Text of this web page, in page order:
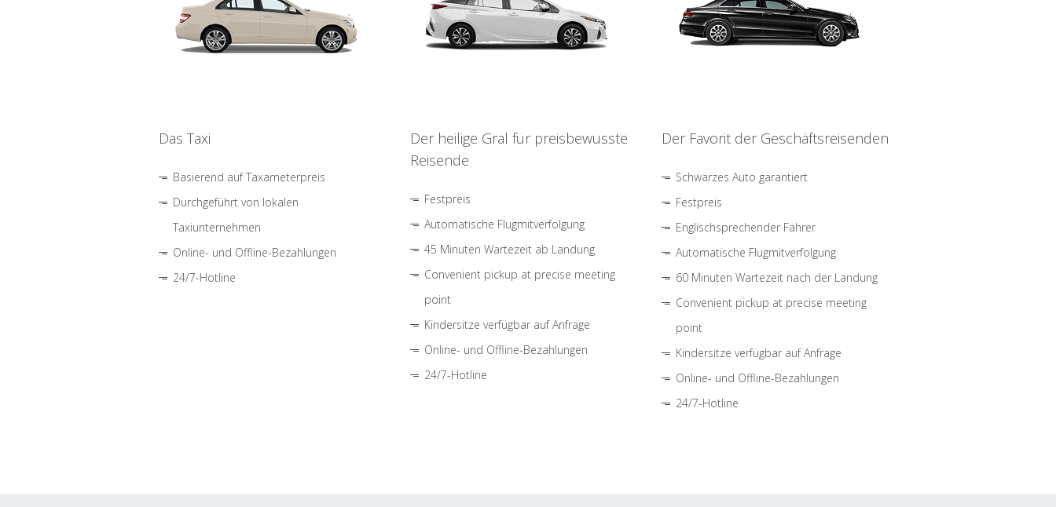
Das Taxi
Basierend auf Taxameterpreis
Durchgeführt von lokalen
Taxiunternehmen
Online- und Offline-Bezahlungen
24/7-Hotline
Der heilige Gral für preisbewusste
Reisende
Festpreis
Automatische Flugmitverfolgung
45 Minuten Wartezeit ab Landung
Convenient pickup at precise meeting
point
Kindersitze verfügbar auf Anfrage
Online- und Offline-Bezahlungen
24/7-Hotline
Der Favorit der Geschäftsreisenden
Schwarzes Auto garantiert
Festpreis
Englischsprechender Fahrer
Automatische Flugmitverfolgung
60 Minuten Wartezeit nach der Landung
Convenient pickup at precise meeting
point
Kindersitze verfügbar auf Anfrage
Online- und Offline-Bezahlungen
24/7-Hotline